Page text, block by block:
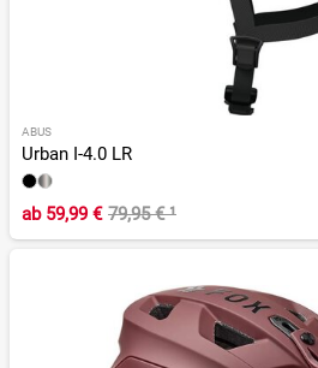
ABUS
Urban I-4.0 LR
ab59,99 € 79,95 €¹